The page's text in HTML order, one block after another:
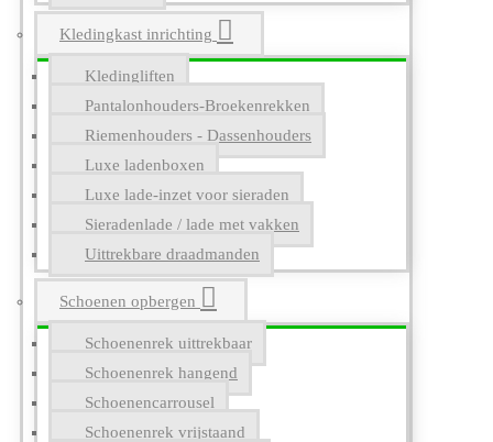
Kledingkast inrichting
Kledingliften
Pantalonhouders-Broekenrekken
Riemenhouders - Dassenhouders
Luxe ladenboxen
Luxe lade-inzet voor sieraden
Sieradenlade / lade met vakken
Uittrekbare draadmanden
Schoenen opbergen
Schoenenrek uittrekbaar
Schoenenrek hangend
Schoenencarrousel
Schoenenrek vrijstaand